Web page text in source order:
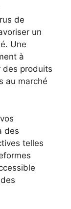
de
un
Une
à
des produits
au marché
des
telles